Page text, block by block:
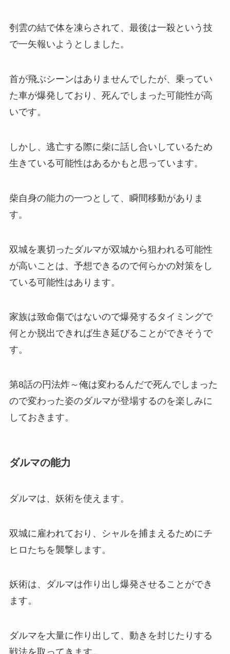
刳雲の結で体を凍らされて、最後は一殺という技
で一矢報いようとしました。
首が飛ぶシーンはありませんでしたが、乗ってい
た車が爆発しており、死んでしまった可能性が高
いです。
しかし、逃亡する際に柴に話し合いしているため
生きている可能性はあるかもと思っています。
柴自身の能力の一つとして、瞬間移動がありま
す。
双城を裏切ったダルマが双城から狙われる可能性
が高いことは、予想できるので何らかの対策をし
ている可能性はあります。
家族は致命傷ではないので爆発するタイミングで
何とか脱出できれば生き延びることができそうで
す。
第8話の円法炸～俺は変わるんだで死んでしまった
ので変わった姿のダルマが登場するのを楽しみに
しておきます。
ダルマの能力
ダルマは、妖術を使えます。
双城に雇われており、シャルを捕まえるためにチ
ヒロたちを襲撃します。
妖術は、ダルマは作り出し爆発させることができ
ます。
ダルマを大量に作り出して、動きを封じたりする